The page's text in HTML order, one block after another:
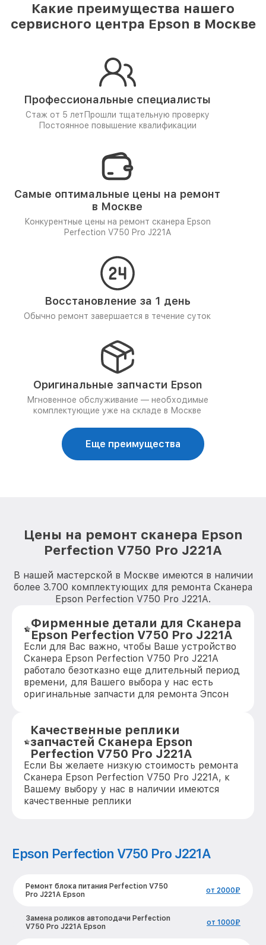
Какие преимущества нашего
сервисного центра Epson в Москве
Профессиональные специалисты
Стаж от 5 лет Прошли тщательную проверку
Постоянное повышение квалификации
Самые оптимальные цены на ремонт
в Москве
Конкурентные цены на ремонт сканера Epson
Perfection V750 Pro J221A
Восстановление за 1 день
Обычно ремонт завершается в течение суток
Оригинальные запчасти Epson
Мгновенное обслуживание — необходимые
комплектующие уже на складе в Москве
Еще преимущества
Цены на ремонт сканера Epson
Perfection V750 Pro J221A
В нашей мастерской в Москве имеются в наличии
более 3.700 комплектующих для ремонта Сканера
Epson Perfection V750 Pro J221A.
Фирменные детали для Сканера
Epson Perfection V750 Pro J221A
Если для Вас важно, чтобы Ваше устройство
Сканера Epson Perfection V750 Pro J221A
работало безотказно еще длительный период
времени, для Вашего выбора у нас есть
оригинальные запчасти для ремонта Эпсон
Качественные реплики
запчастей Сканера Epson
Perfection V750 Pro J221A
Если Вы желаете низкую стоимость ремонта
Сканера Epson Perfection V750 Pro J221A, к
Вашему выбору у нас в наличии имеются
качественные реплики
Epson Perfection V750 Pro J221A
Ремонт блока питания Perfection V750
Pro J221A Epson
от 2000₽
Замена роликов автоподачи Perfection
V750 Pro J221A Epson
от 1000₽